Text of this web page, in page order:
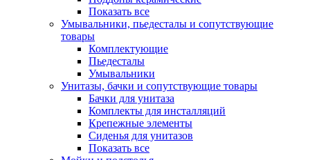
Показать все
Умывальники, пьедесталы и сопутствующие
товары
Комплектующие
Пьедесталы
Умывальники
Унитазы, бачки и сопутствующие товары
Бачки для унитаза
Комплекты для инсталляций
Крепежные элементы
Сиденья для унитазов
Показать все